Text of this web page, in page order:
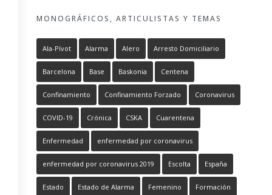
MONOGRÁFICOS, ARTICULISTAS Y TEMAS
Ala-Pívot Alarma Alero Arresto Domiciliario
Barcelona Base Baskonia Centena
Confinamiento Confinamiento Forzado Coronavirus
COVID-19 Crónica CSKA Cuarentena
Enfermedad enfermedad por coronavirus
enfermedad por coronavirus 2019 Escolta España
Estado Estado de Alarma Femenino Formación